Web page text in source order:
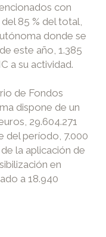
con
85 % del total,
donde se
este año, 1.385
a su actividad.
de Fondos
dispone de un
29.604.271
del período, 7.000
la aplicación de
en
a 18.940